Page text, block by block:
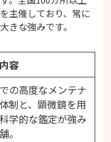
主催しており、常に
きな強みです。
容
の高度なメンテナ
制と、顕微鏡を用
学的な鑑定が強み
。